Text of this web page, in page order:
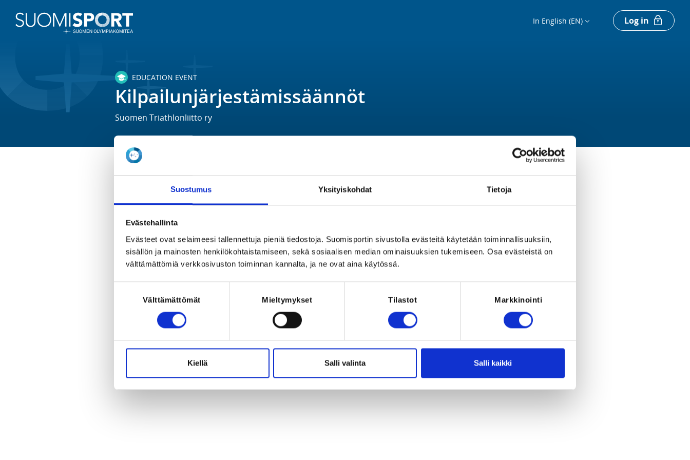
Suostumus Yksityiskohdat Tietoja
Evästehallinta
Evästeet ovat selaimeesi tallennettuja pieniä tiedostoja. Suomisportin sivustolla evästeitä käytetään toiminnallisuuksiin,
sisällön ja mainosten henkilökohtaistamiseen, sekä sosiaalisen median ominaisuuksien tukemiseen. Osa evästeistä on
välttämättömiä verkkosivuston toiminnan kannalta, ja ne ovat aina käytössä.
Välttämättömät Mieltymykset Tilastot Markkinointi
Kiellä Salli valinta Salli kaikki
In English (EN) Log in
EDUCATION EVENT
Kilpailunjärjestämissäännöt
Suomen Triathlonliitto ry
Tu 26.1.2021 at 18:00 - 20:00
LOCATION
REGISTRATION PERIOD
Koulutus kaikille kilpailunjärjestäjille. Koulutuksessa käydään läpi
Triathlonliiton Kilpailunjärjetämissääntöjä.
Register